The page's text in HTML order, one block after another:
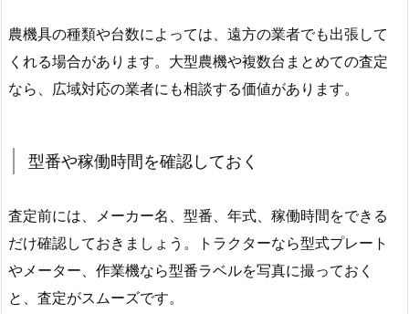
農機具の種類や台数によっては、遠方の業者でも出張して
くれる場合があります。大型農機や複数台まとめての査定
なら、広域対応の業者にも相談する価値があります。
型番や稼働時間を確認しておく
査定前には、メーカー名、型番、年式、稼働時間をできる
だけ確認しておきましょう。トラクターなら型式プレート
やメーター、作業機なら型番ラベルを写真に撮っておく
と、査定がスムーズです。